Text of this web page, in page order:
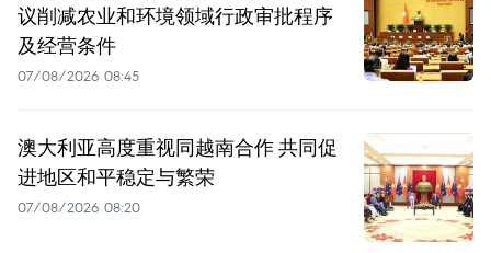
议削减农业和环境领域行政审批程序
及经营条件
07/08/2026 08:45
澳大利亚高度重视同越南合作 共同促
进地区和平稳定与繁荣
07/08/2026 08:20